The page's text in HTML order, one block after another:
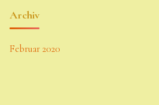
Archiv
Februar 2020